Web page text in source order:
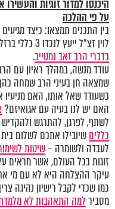
היכנסולמדור זוגיותוהעשירו
על פי ההלכה
בין התכנים תמצאו: כיצד
לוין זצ"ל ייעץ לנכדו 3 כללי ברזל שיקדמו את הזוגיות למקום טוב יותר.
בדברי הרב זאב נמטייב.
עודד מנשה, במהלך ראיון עם
שמצאה חן בעיני הרב שמחה
כשעודד שאל אותו, האם מניעיו
האם יש לנו בעיה עם אגואיזם?
לשתף, לפרגן, להתרגש
כלליםשיובילו אתכם לשלום
לעבדה ולשומרה –שיטות
זוגות בכל העולם, אשר מראים
עיקר ההצלחה היא לא עם מי
כמו שכדי לקבל רישיון נהיגה
מסבירלמה התאהבות לא